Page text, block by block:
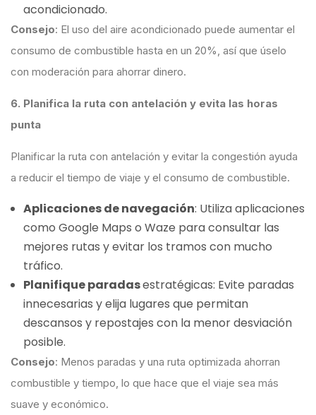
acondicionado.
Consejo: El uso del aire acondicionado puede aumentar el
consumo de combustible hasta en un 20%, así que úselo
con moderación para ahorrar dinero.
6. Planifica la ruta con antelación y evita las horas
punta
Planificar la ruta con antelación y evitar la congestión ayuda
a reducir el tiempo de viaje y el consumo de combustible.
Aplicaciones de navegación: Utiliza aplicaciones
como Google Maps o Waze para consultar las
mejores rutas y evitar los tramos con mucho
tráfico.
Planifique paradasestratégicas: Evite paradas
innecesarias y elija lugares que permitan
descansos y repostajes con la menor desviación
posible.
Consejo: Menos paradas y una ruta optimizada ahorran
combustible y tiempo, lo que hace que el viaje sea más
suave y económico.